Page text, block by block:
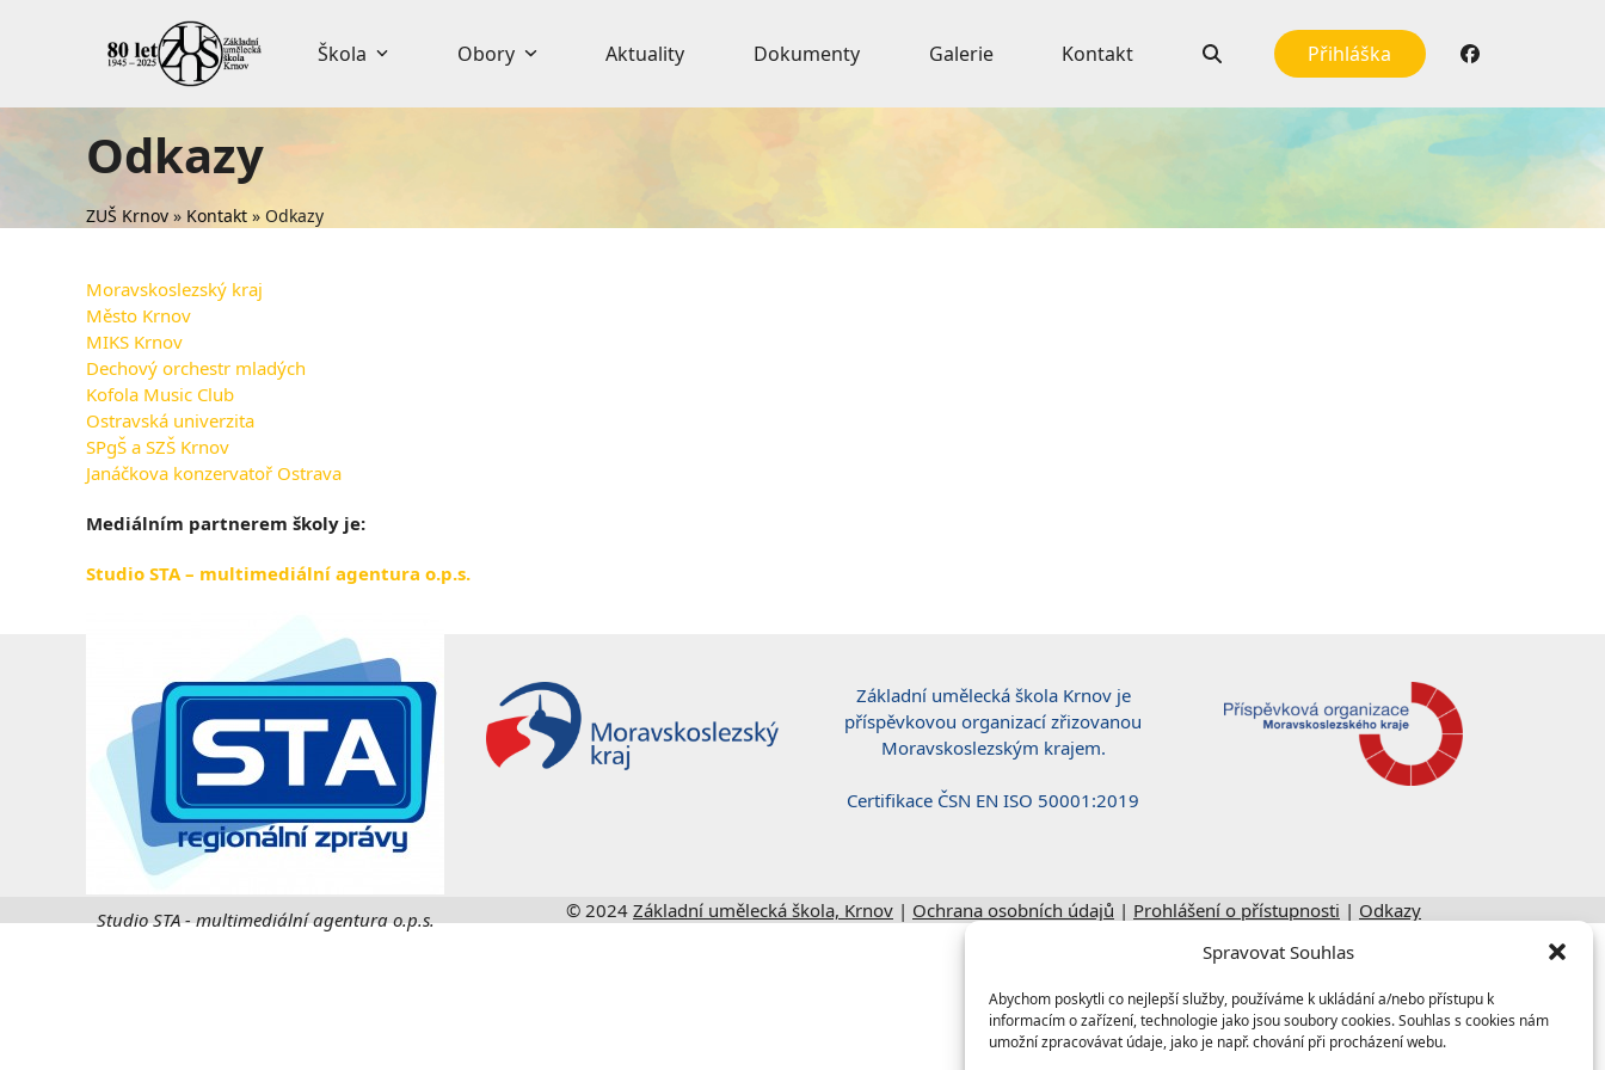
Spravovat Souhlas
Abychom poskytli co nejlepší služby, používáme k ukládání a/nebo přístupu k
informacím o zařízení, technologie jako jsou soubory cookies. Souhlas s cookies nám
umožní zpracovávat údaje, jako je např. chování při procházení webu.
Škola Obory Aktuality Dokumenty Galerie Kontakt Přihláška
Odkazy
ZUŠ Krnov » Kontakt » Odkazy
Moravskoslezský kraj
Město Krnov
MIKS Krnov
Dechový orchestr mladých
Kofola Music Club
Ostravská univerzita
SPgŠ a SZŠ Krnov
Janáčkova konzervatoř Ostrava
Mediálním partnerem školy je:
Studio STA – multimediální agentura o.p.s.
Studio STA - multimediální agentura o.p.s.
Základní umělecká škola Krnov je
příspěvkovou organizací zřizovanou
Moravskoslezským krajem.
Certifikace ČSN EN ISO 50001:2019
© 2024 Základní umělecká škola, Krnov | Ochrana osobních údajů | Prohlášení o přístupnosti | Odkazy